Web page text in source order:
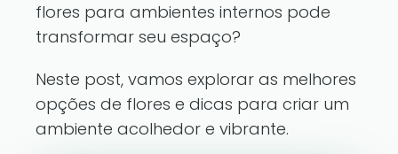
flores para ambientes internos pode
transformar seu espaço?
Neste post, vamos explorar as melhores
opções de flores e dicas para criar um
ambiente acolhedor e vibrante.